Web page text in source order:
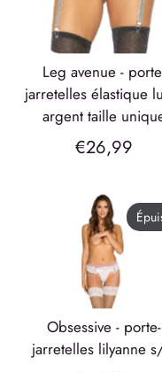
leg avenue - porte-
jarretelles élastique
argent taille
€26,99
obsessive - porte-
jarretelles lilyanne